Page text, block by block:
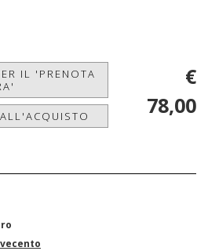
IL 'PRENOTA
€
78,00